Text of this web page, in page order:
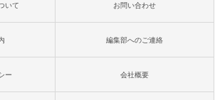
いて お問い合わせ
編集部へのご連絡
ー 会社概要